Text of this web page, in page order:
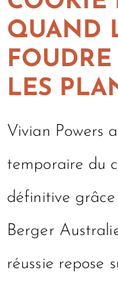
QUAND
LES
Vivian Powers
temporaire du
définitive
Berger
réussie repose